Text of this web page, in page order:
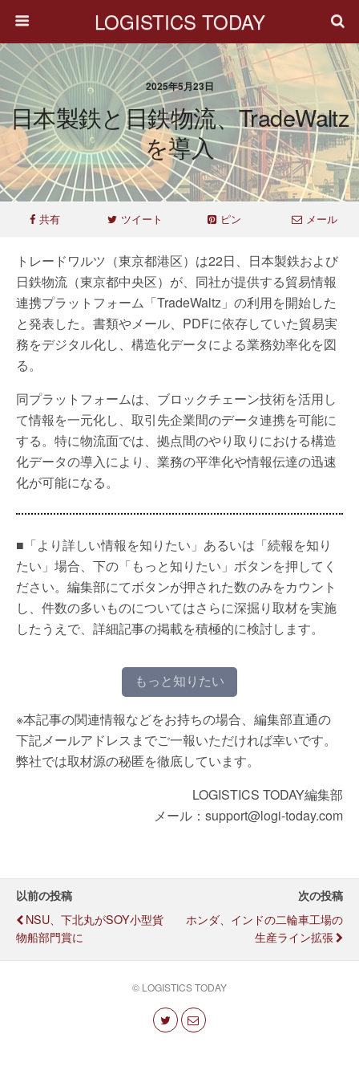
LOGISTICS TODAY
2025年5月23日
日本製鉄と日鉄物流、TradeWaltz
を導入
共有 ツイート ピン メール
トレードワルツ（東京都港区）は22日、日本製鉄および
日鉄物流（東京都中央区）が、同社が提供する貿易情報
連携プラットフォーム「TradeWaltz」の利用を開始した
と発表した。書類やメール、PDFに依存していた貿易実
務をデジタル化し、構造化データによる業務効率化を図
る。
同プラットフォームは、ブロックチェーン技術を活用し
て情報を一元化し、取引先企業間のデータ連携を可能に
する。特に物流面では、拠点間のやり取りにおける構造
化データの導入により、業務の平準化や情報伝達の迅速
化が可能になる。
■「より詳しい情報を知りたい」あるいは「続報を知り
たい」場合、下の「もっと知りたい」ボタンを押してく
ださい。編集部にてボタンが押された数のみをカウント
し、件数の多いものについてはさらに深掘り取材を実施
したうえで、詳細記事の掲載を積極的に検討します。
もっと知りたい
※本記事の関連情報などをお持ちの場合、編集部直通の
下記メールアドレスまでご一報いただければ幸いです。
弊社では取材源の秘匿を徹底しています。
LOGISTICS TODAY編集部
メール：support@logi-today.com
以前の投稿
NSU、下北丸がSOY小型貨
物船部門賞に
次の投稿
ホンダ、インドの二輪車工場の
生産ライン拡張
© LOGISTICS TODAY